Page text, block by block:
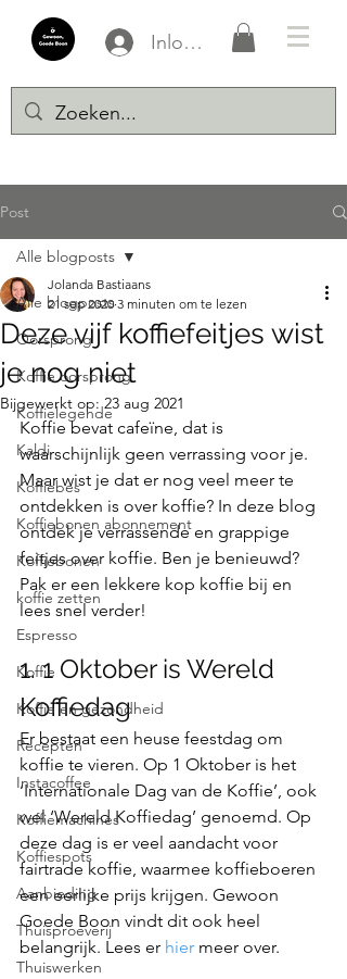
Inloggen
Post
Alle blogposts
Oorsprong
Koffie oorsprong
Koffielegende
Kaldi
Koffiebes
Koffiebonen abonnement
Koffiebonen
koffie zetten
Espresso
Koffie
Koffie en gezondheid
Recepten
Instacoffee
Koffiemachines
Koffiespots
Aanbieding
Thuisproeverij
Thuiswerken
Alle blogposts
Deze vijf koffiefeitjes wist
je nog niet
Jolanda Bastiaans
21 sep 2020 3 minuten om te lezen
Bijgewerkt op:23 aug 2021
Koffie bevat cafeïne, dat is
waarschijnlijk geen verrassing voor je.
Maar wist je dat er nog veel meer te
ontdekken is over koffie? In deze blog
ontdek je verrassende en grappige
feitjes over koffie. Ben je benieuwd?
Pak er een lekkere kop koffie bij en
lees snel verder!
1. 1 Oktober is Wereld
Koffiedag
Er bestaat een heuse feestdag om
koffie te vieren. Op 1 Oktober is het
‘Internationale Dag van de Koffie’, ook
wel ‘Wereld Koffiedag’ genoemd. Op
deze dag is er veel aandacht voor
fairtrade koffie, waarmee koffieboeren
een eerlijke prijs krijgen. Gewoon
Goede Boon vindt dit ook heel
belangrijk. Lees er hier meer over.